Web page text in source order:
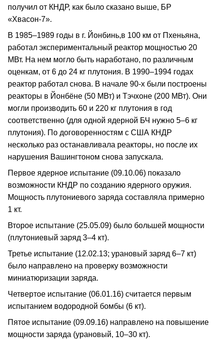
получил от КНДР, как было сказано выше, БР
«Хвасон-7».
В 1985–1989 годы в г. Йонбинь,в 100 км от Пхеньяна,
работал экспериментальный реактор мощностью 20
МВт. На нем могло быть наработано, по различным
оценкам, от 6 до 24 кг плутония. В 1990–1994 годах
реактор работал снова. В начале 90-х были построены
реакторы в Йонбёне (50 МВт) и Тэчхоне (200 МВт). Они
могли производить 60 и 220 кг плутония в год
соответственно (для одной ядерной БЧ нужно 5–6 кг
плутония). По договоренностям с США КНДР
несколько раз останавливала реакторы, но после их
нарушения Вашингтоном снова запускала.
Первое ядерное испытание (09.10.06) показало
возможности КНДР по созданию ядерного оружия.
Мощность плутониевого заряда составляла примерно
1 кт.
Второе испытание (25.05.09) было большей мощности
(плутониевый заряд 3–4 кт).
Третье испытание (12.02.13; урановый заряд 6–7 кт)
было направлено на проверку возможности
миниатюризации заряда.
Четвертое испытание (06.01.16) считается первым
испытанием водородной бомбы (6 кт).
Пятое испытание (09.09.16) направлено на повышение
мощности заряда (урановый, 10–30 кт).